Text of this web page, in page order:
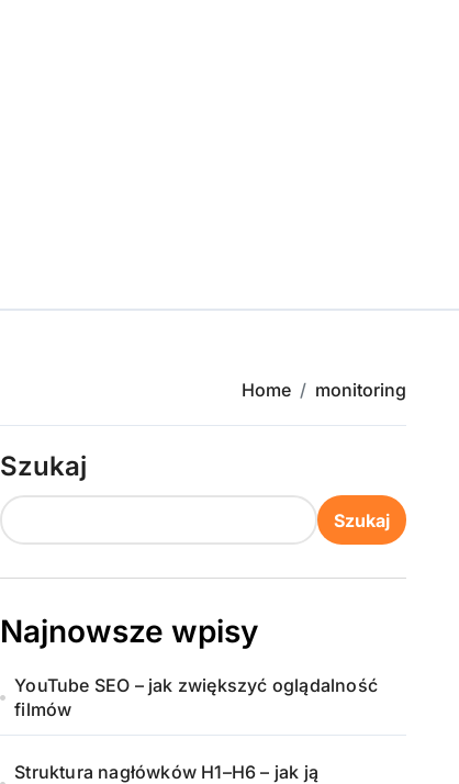
Home monitoring
Szukaj
Szukaj
Najnowsze wpisy
YouTube SEO – jak zwiększyć oglądalność
filmów
Struktura nagłówków H1–H6 – jak ją